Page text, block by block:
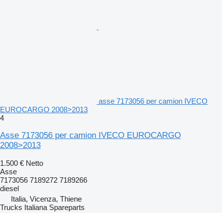
asse 7173056 per camion IVECO
EUROCARGO 2008>2013
4
Asse 7173056 per camion IVECO EUROCARGO
2008>2013
1.500 € Netto
Asse
7173056 7189272 7189266
diesel
Italia, Vicenza, Thiene
Trucks Italiana Spareparts